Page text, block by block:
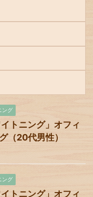
ング
イトニング」オフィ
（20代男性）
ング
イトニング」オフィ